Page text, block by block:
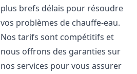
plus brefs délais pour résoudre
vos problèmes de chauffe-eau.
Nos tarifs sont compétitifs et
nous offrons des garanties sur
nos services pour vous assurer